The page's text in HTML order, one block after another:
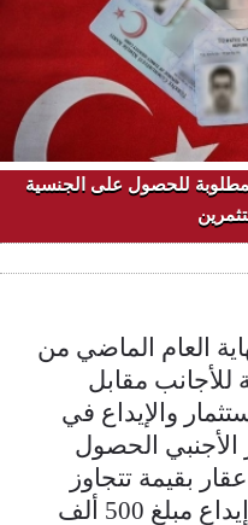
للحصول على الجنسية
العام الماضي من
للأجانب مقابل
والإيداع في
الأجنبي الحصول
بقيمة تتجاوز
250 ألف دولار أمريكي، أو إيداع مبلغ 500 ألف